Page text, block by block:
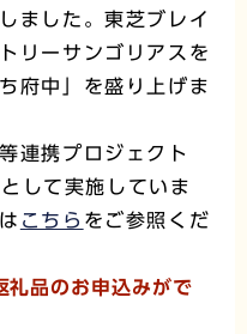
ました。東芝ブレイ
リーサンゴリアスを
府中」を盛り上げま
連携プロジェクト
して実施していま
こちら をご参照くだ
礼品のお申込みがで